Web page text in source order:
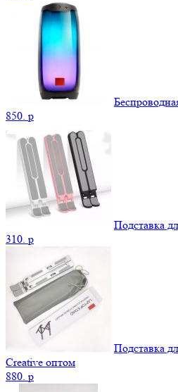
850. p
Подставка
310. p
Подставка
Creative оптом
880. p